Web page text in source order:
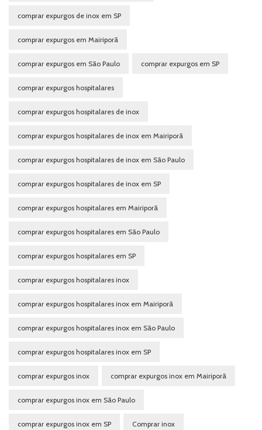
comprar expurgos de inox em SP
comprar expurgos em Mairiporã
comprar expurgos em São Paulo comprar expurgos em SP
comprar expurgos hospitalares
comprar expurgos hospitalares de inox
comprar expurgos hospitalares de inox em Mairiporã
comprar expurgos hospitalares de inox em São Paulo
comprar expurgos hospitalares de inox em SP
comprar expurgos hospitalares em Mairiporã
comprar expurgos hospitalares em São Paulo
comprar expurgos hospitalares em SP
comprar expurgos hospitalares inox
comprar expurgos hospitalares inox em Mairiporã
comprar expurgos hospitalares inox em São Paulo
comprar expurgos hospitalares inox em SP
comprar expurgos inox comprar expurgos inox em Mairiporã
comprar expurgos inox em São Paulo
comprar expurgos inox em SP Comprar inox